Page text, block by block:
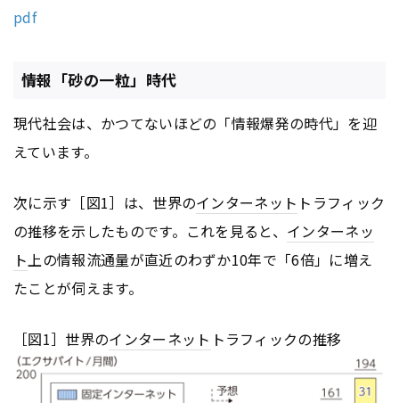
pdf
情報「砂の一粒」時代
現代社会は、かつてないほどの「情報爆発の時代」を迎
えています。
次に示す［図1］は、世界のインターネット トラフィック
の推移を示したものです。これを見ると、 インターネッ
ト上の情報流通量が直近のわずか10年で「6倍」に増え
たことが伺えます。
［図1］世界のインターネット トラフィックの推移